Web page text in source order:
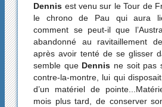
Dennis est venu sur le Tour de
le chrono de Pau qui aura
comment se peut-il que
abandonné au ravitaillement
après avoir tenté de se glisser
semble que Dennis ne soit pas
contre-la-montre, lui qui
d’un matériel de
mois plus tard, de conserver